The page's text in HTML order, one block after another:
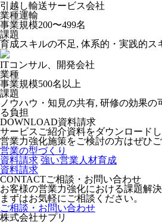
引越し輸送サービス会社
業種運輸
事業規模200〜499名
課題
育成スキルの不足, 体系的・実践的ス
ITコンサル、開発会社
業種
事業規模500名以上
課題
ノウハウ・知見の共有, 研修の効果の
る負担
DOWNLOAD資料請求
サービスご紹介資料をダウンロードし
営業力強化施策をご検討の方はぜひご
営業の型づくり
資料請求 強い営業人材育成
資料請求
CONTACTご相談・お問い合わせ
お客様の営業力強化における課題解
まずはお気軽にご相談ください。
ご相談・お問い合わせ
株式会社サプリ